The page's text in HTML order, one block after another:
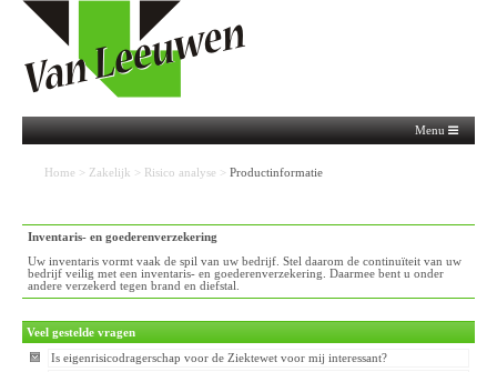
Menu
Home > Zakelijk > Risico analyse > Productinformatie
Inventaris- en goederenverzekering
Uw inventaris vormt vaak de spil van uw bedrijf. Stel daarom de continuïteit van uw
bedrijf veilig met een inventaris- en goederenverzekering. Daarmee bent u onder
andere verzekerd tegen brand en diefstal.
Veel gestelde vragen
Is eigenrisicodragerschap voor de Ziektewet voor mij interessant?